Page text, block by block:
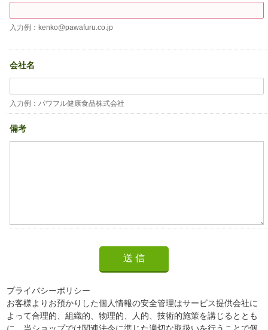
入力例：kenko@pawafuru.co.jp
会社名
入力例：パワフル健康食品株式会社
備考
プライバシーポリシー
お客様よりお預かりした個人情報の安全管理はサービス提供会社に
よって合理的、組織的、物理的、人的、技術的施策を講じるととも